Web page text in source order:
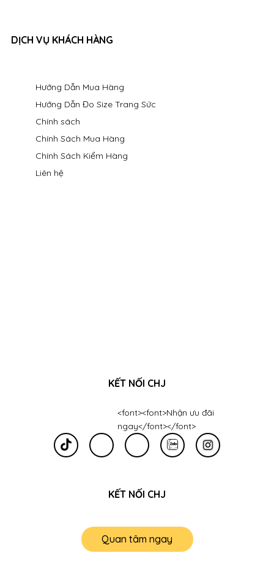
DỊCH VỤ KHÁCH HÀNG
Hướng Dẫn Mua Hàng
Hướng Dẫn Đo Size Trang Sức
Chính sách
Chính Sách Mua Hàng
Chính Sách Kiểm Hàng
Liên hệ
KẾT NỐI CHJ
KẾT NỐI CHJ
Quan tâm ngay
<font><font>Nhận ưu đãi
ngay</font></font>